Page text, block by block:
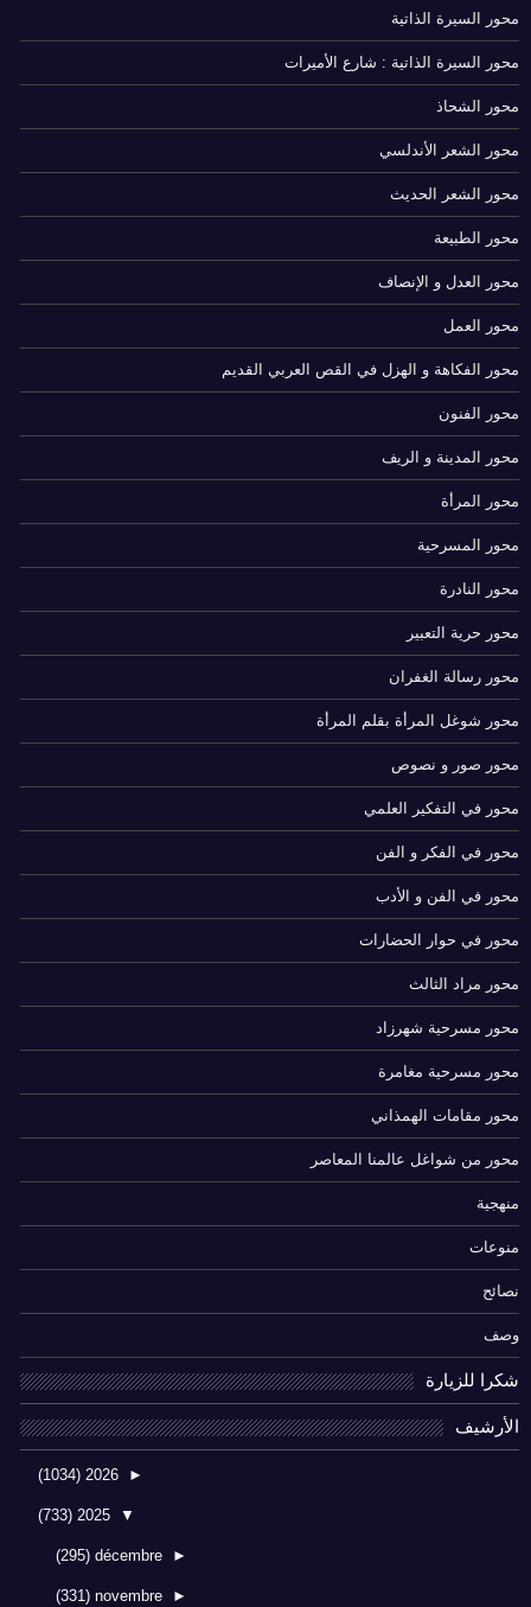
محور السيرة الذاتية
محور السيرة الذاتية : شارع الأميرات
محور الشحاذ
محور الشعر الأندلسي
محور الشعر الحديث
محور الطبيعة
محور العدل و الإنصاف
محور العمل
محور الفكاهة و الهزل في القص العربي القديم
محور الفنون
محور المدينة و الريف
محور المرأة
محور المسرحية
محور النادرة
محور حرية التعبير
محور رسالة الغفران
محور شوغل المرأة بقلم المرأة
محور صور و نصوص
محور في التفكير العلمي
محور في الفكر و الفن
محور في الفن و الأدب
محور في حوار الحضارات
محور مراد الثالث
محور مسرحية شهرزاد
محور مسرحية مغامرة
محور مقامات الهمذاني
محور من شواغل عالمنا المعاصر
منهجية
منوعات
نصائح
وصف
شكرا للزيارة
الأرشيف
►
2026
(1034)
▼
2025
(733)
►
décembre
(295)
►
novembre
(331)